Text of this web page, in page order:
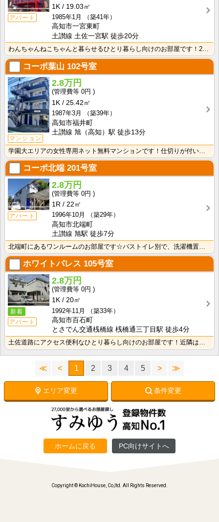
アパート
1K
19.03㎡
1985年1月
（築41年）
高知市一宮東町
土讃線 土佐一宮駅 徒歩20分
コーポ葉山 102号室
マンション
2.8万円
0円
1K
25.42㎡
1987年3月
（築39年）
高知市福井町
土讃線 旭（高知）駅 徒歩13分
コーポ北端 201号室
アパート
2.8万円
0円
1R
22㎡
1996年10月
（築29年）
高知市北端町
土讃線 旭駅 徒歩7分
北端町にあるワンルームのお部屋です☆バストイレ別で、洗濯機置き場も室内です♪
ホワイトパレス 105号室
新着
アパート
2.8万円
0円
1K
20㎡
1992年11月
（築33年）
高知市百石町
とさでん交通桟橋線 桟橋通三丁目駅 徒歩4分
土佐道路にアクセス便利なひとり暮らし向けのお部屋です！近隣はスーパーやコンビニの豊富な暮らしやすいエ･･･
≪ < 1 2 3 4 5 > ≫
エリア変更 条件変更
ホームに戻る PC向けサイトへ
Copyright © KochiHouse, Co,ltd. All Rights Reserved.